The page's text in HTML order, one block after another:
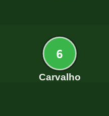
6
Carvalho